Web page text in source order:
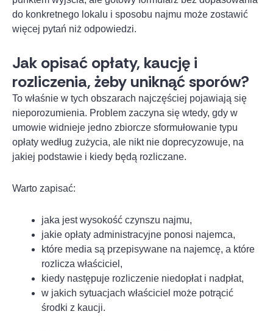
do konkretnego lokalu i sposobu najmu może zostawić
więcej pytań niż odpowiedzi.
Jak opisać opłaty, kaucję i
rozliczenia, żeby uniknąć sporów?
To właśnie w tych obszarach najczęściej pojawiają się
nieporozumienia. Problem zaczyna się wtedy, gdy w
umowie widnieje jedno zbiorcze sformułowanie typu
opłaty według zużycia, ale nikt nie doprecyzowuje, na
jakiej podstawie i kiedy będą rozliczane.
Warto zapisać:
jaka jest wysokość czynszu najmu,
jakie opłaty administracyjne ponosi najemca,
które media są przepisywane na najemcę, a które
rozlicza właściciel,
kiedy następuje rozliczenie niedopłat i nadpłat,
w jakich sytuacjach właściciel może potrącić
środki z kaucji.